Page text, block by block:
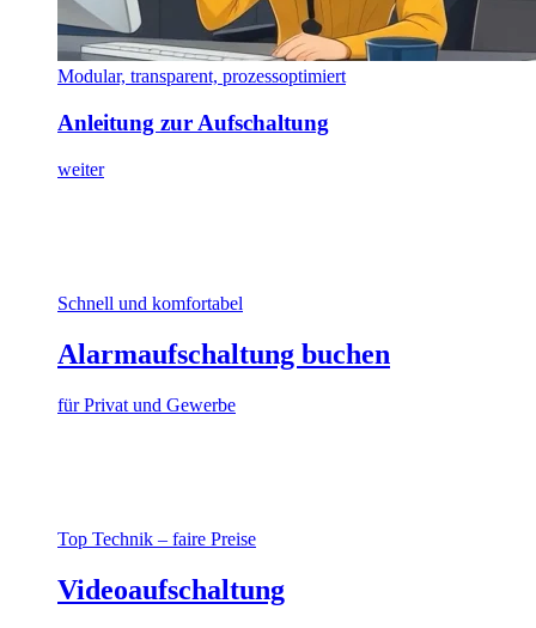
Modular, transparent, prozessoptimiert
Anleitung zur Aufschaltung
weiter
Schnell und komfortabel
Alarmaufschaltung buchen
für Privat und Gewerbe
Top Technik – faire Preise
Videoaufschaltung